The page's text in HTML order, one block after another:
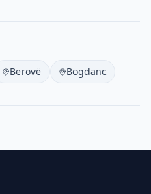
Berovë Bogdanc